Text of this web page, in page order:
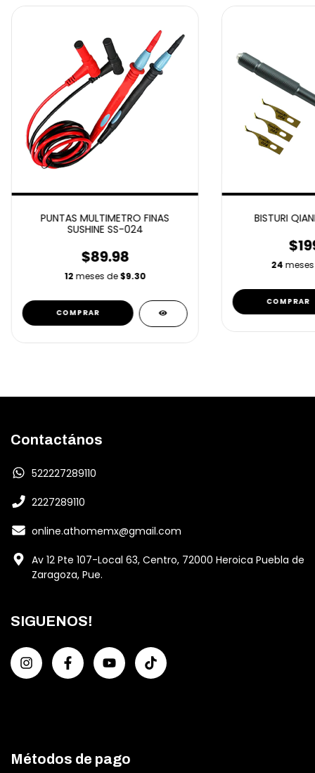
PUNTAS MULTIMETRO FINAS
SUSHINE SS-024
$89.98
12 meses de$9.30
BISTURI
24
Contactános
522227289110
2227289110
online.athomemx@gmail.com
Av 12 Pte 107-Local 63, Centro, 72000 Heroica Puebla de
Zaragoza, Pue.
SIGUENOS!
Métodos de pago